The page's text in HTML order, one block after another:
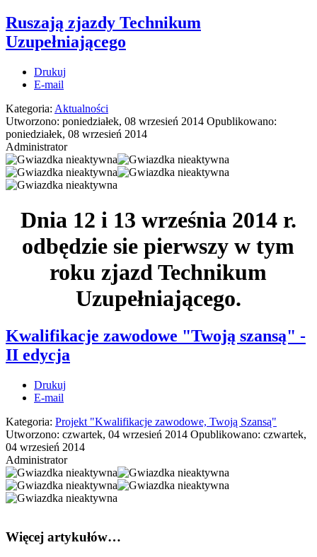
Ruszają zjazdy Technikum
Uzupełniającego
Drukuj
E-mail
Kategoria: Aktualności
Utworzono: poniedziałek, 08 wrzesień 2014 Opublikowano:
poniedziałek, 08 wrzesień 2014
Administrator
Dnia 12 i 13 września 2014 r.
odbędzie sie pierwszy w tym
roku zjazd Technikum
Uzupełniającego.
Kwalifikacje zawodowe "Twoją szansą" -
II edycja
Drukuj
E-mail
Kategoria: Projekt "Kwalifikacje zawodowe, Twoją Szansą"
Utworzono: czwartek, 04 wrzesień 2014 Opublikowano: czwartek,
04 wrzesień 2014
Administrator
Więcej artykułów…